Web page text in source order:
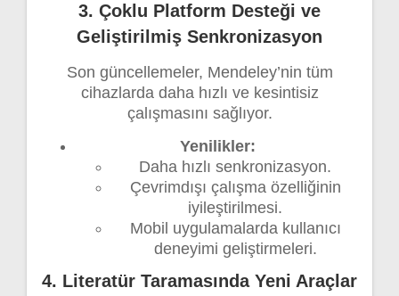
3. Çoklu Platform Desteği ve
Geliştirilmiş Senkronizasyon
Son güncellemeler, Mendeley’nin tüm
cihazlarda daha hızlı ve kesintisiz
çalışmasını sağlıyor.
Yenilikler:
Daha hızlı senkronizasyon.
Çevrimdışı çalışma özelliğinin
iyileştirilmesi.
Mobil uygulamalarda kullanıcı
deneyimi geliştirmeleri.
4. Literatür Taramasında Yeni Araçlar